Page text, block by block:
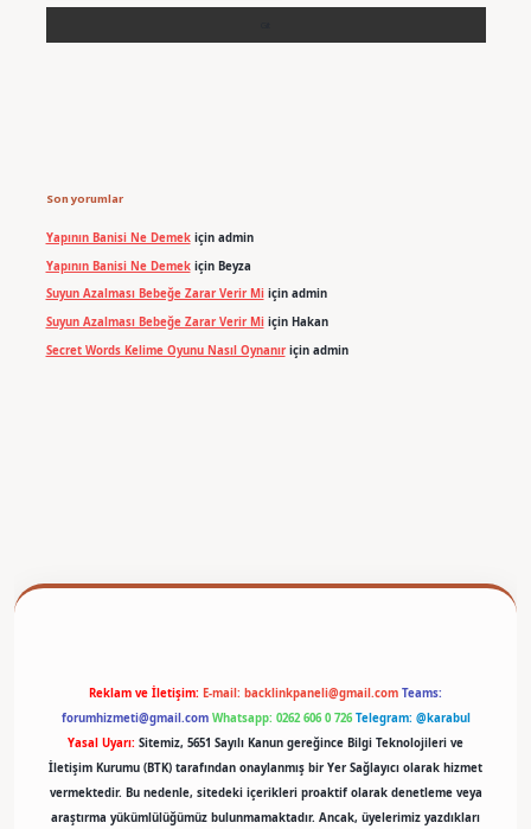
Son yorumlar
Yapının Banisi Ne Demekiçin admin
Yapının Banisi Ne Demekiçin Beyza
Suyun Azalması Bebeğe Zarar Verir Miiçin admin
Suyun Azalması Bebeğe Zarar Verir Miiçin Hakan
Secret Words Kelime Oyunu Nasıl Oynanıriçin admin
Reklam ve İletişim: E-mail: backlinkpaneli@gmail.com Teams:
forumhizmeti@gmail.com Whatsapp: 0262 606 0 726 Telegram: @karabul
Yasal Uyarı: Sitemiz, 5651 Sayılı Kanun gereğince Bilgi Teknolojileri ve
İletişim Kurumu (BTK) tarafından onaylanmış bir Yer Sağlayıcı olarak hizmet
vermektedir. Bu nedenle, sitedeki içerikleri proaktif olarak denetleme veya
araştırma yükümlülüğümüz bulunmamaktadır. Ancak, üyelerimiz yazdıkları